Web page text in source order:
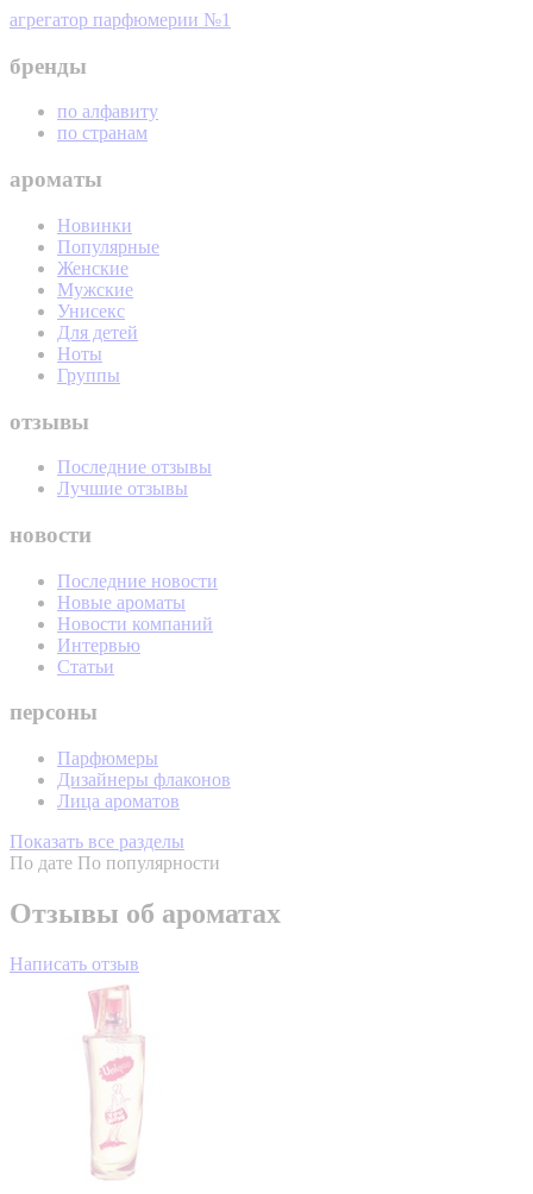
агрегатор парфюмерии №1
бренды
по алфавиту
по странам
ароматы
Новинки
Популярные
Женские
Мужские
Унисекс
Для детей
Ноты
Группы
отзывы
Последние отзывы
Лучшие отзывы
новости
Последние новости
Новые ароматы
Новости компаний
Интервью
Статьи
персоны
Парфюмеры
Дизайнеры флаконов
Лица ароматов
Показать все разделы
По дате По популярности
Отзывы об ароматах
Написать отзыв